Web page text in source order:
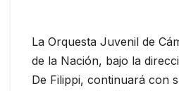
La Orquesta Juvenil de
de la Nación, bajo la
De Filippi, continuará con